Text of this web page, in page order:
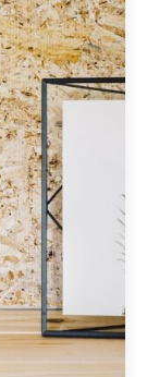
Stadt /